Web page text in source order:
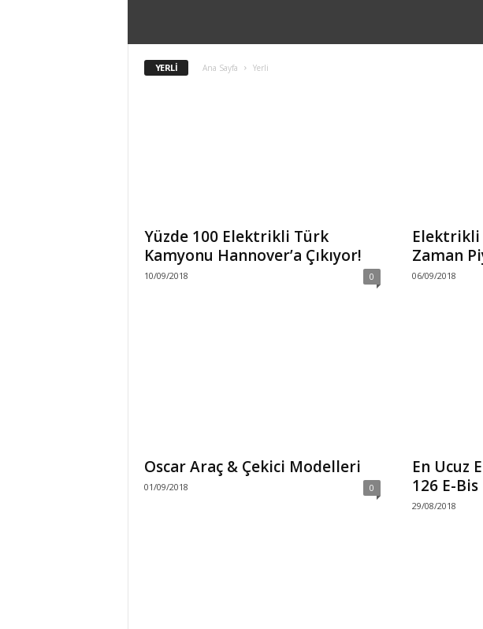
a
YERLI Ana Sayfa Yerli
Yüzde 100 Elektrikli Türk
Kamyonu Hannover’a Çıkıyor!
10/09/2018 0
Elektrikli
Zaman
06/09/2018
Oscar Araç & Çekici Modelleri
01/09/2018 0
En Ucuz
126 E-Bis
29/08/2018